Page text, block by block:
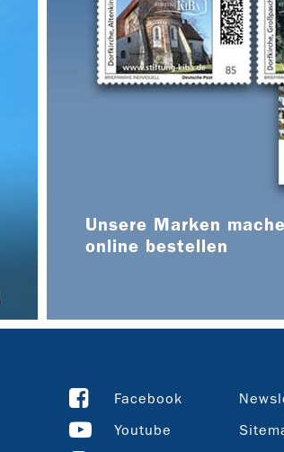
Unsere Marken
online bestellen
Facebook
Youtube